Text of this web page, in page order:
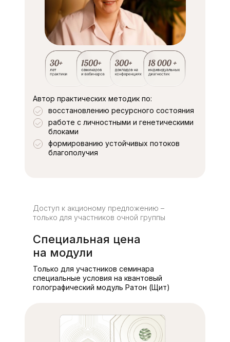
Автор практических методик по:
работе с личностными и генетическими
блоками
восстановлению ресурсного состояния
формированию устойчивых потоков
благополучия
Доступ к акционому предложению –
только для участников очной группы
Специальная цена
на модули
Только для участников семинара
специальные условия на квантовый
голографический модуль Ратон (Щит)